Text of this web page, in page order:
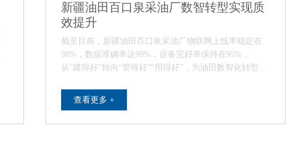
新疆油田百口泉采油厂数智转型实现质
效提升
截至目前，新疆油田百口泉采油厂物联网上线率稳定在
98%，数据准确率达99%，设备完好率保持在95%，
从“建得好”转向“管得好”“用得好”，为油田数智化转型奠
查看更多 +